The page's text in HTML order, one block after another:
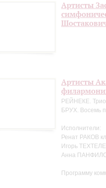
Артисты
Артисты
РЕЙНЕКЕ. Трио
БРУХ. Восемь
Исполнители:
Ренат РАКОВ
Игорь
Анна
Программу